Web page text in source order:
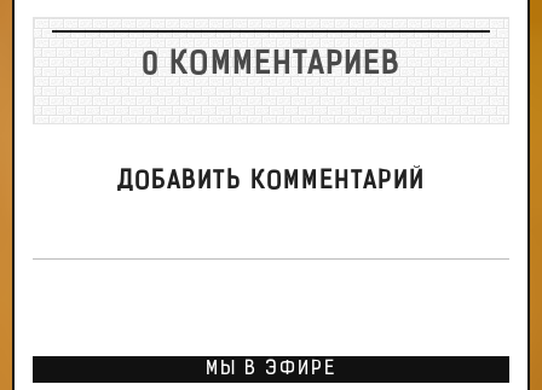
0 КОММЕНТАРИЕВ
ДОБАВИТЬ КОММЕНТАРИЙ
МЫ В ЭФИРЕ